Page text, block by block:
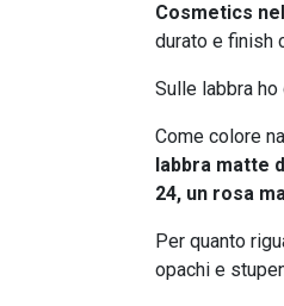
Cosmetics
durato e finish
Sulle labbra
Come colore
labbra matte
24, un rosa
Per quanto
opachi e